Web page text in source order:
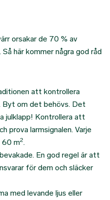
orsakar de 70 % av
här kommer några god råd
att kontrollera
Byt om det behövs. Det
julklapp! Kontrollera att
prova larmsignalen. Varje
60 m2.
En god regel är att
för dem och släcker
med levande ljus eller